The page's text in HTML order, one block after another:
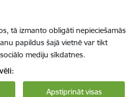
tā izmanto obligāti nepieciešamās
papildus šajā vietnē var tikt
mediju sīkdatnes.
Apstiprināt visas